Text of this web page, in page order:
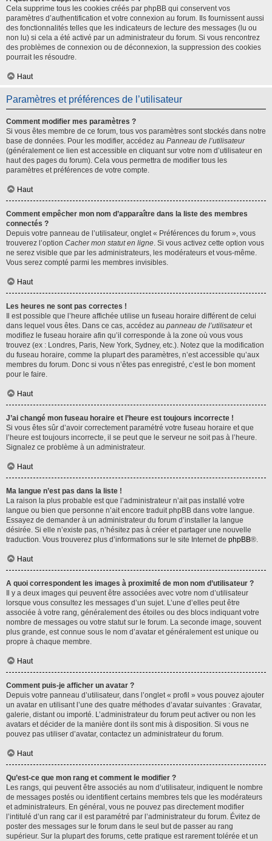
Cela supprime tous les cookies créés par phpBB qui conservent vos
paramètres d’authentification et votre connexion au forum. Ils fournissent aussi
des fonctionnalités telles que les indicateurs de lecture des messages (lu ou
non lu) si cela a été activé par un administrateur du forum. Si vous rencontrez
des problèmes de connexion ou de déconnexion, la suppression des cookies
pourrait les résoudre.
Haut
Paramètres et préférences de l’utilisateur
Comment modifier mes paramètres ?
Si vous êtes membre de ce forum, tous vos paramètres sont stockés dans notre
base de données. Pour les modifier, accédez au Panneau de l’utilisateur
(généralement ce lien est accessible en cliquant sur votre nom d’utilisateur en
haut des pages du forum). Cela vous permettra de modifier tous les
paramètres et préférences de votre compte.
Haut
Comment empêcher mon nom d’apparaître dans la liste des membres
connectés ?
Depuis votre panneau de l’utilisateur, onglet « Préférences du forum », vous
trouverez l’option Cacher mon statut en ligne. Si vous activez cette option vous
ne serez visible que par les administrateurs, les modérateurs et vous-même.
Vous serez compté parmi les membres invisibles.
Haut
Les heures ne sont pas correctes !
Il est possible que l’heure affichée utilise un fuseau horaire différent de celui
dans lequel vous êtes. Dans ce cas, accédez au panneau de l’utilisateuret
modifiez le fuseau horaire afin qu’il corresponde à la zone où vous vous
trouvez (ex : Londres, Paris, New York, Sydney, etc.). Notez que la modification
du fuseau horaire, comme la plupart des paramètres, n’est accessible qu’aux
membres du forum. Donc si vous n’êtes pas enregistré, c’est le bon moment
pour le faire.
Haut
J’ai changé mon fuseau horaire et l’heure est toujours incorrecte !
Si vous êtes sûr d’avoir correctement paramétré votre fuseau horaire et que
l’heure est toujours incorrecte, il se peut que le serveur ne soit pas à l’heure.
Signalez ce problème à un administrateur.
Haut
Ma langue n’est pas dans la liste !
La raison la plus probable est que l’administrateur n’ait pas installé votre
langue ou bien que personne n’ait encore traduit phpBB dans votre langue.
Essayez de demander à un administrateur du forum d’installer la langue
désirée. Si elle n’existe pas, n’hésitez pas à créer et partager une nouvelle
traduction. Vous trouverez plus d’informations sur le site Internet de phpBB®.
Haut
A quoi correspondent les images à proximité de mon nom d’utilisateur ?
Il y a deux images qui peuvent être associées avec votre nom d’utilisateur
lorsque vous consultez les messages d’un sujet. L’une d’elles peut être
associée à votre rang, généralement des étoiles ou des blocs indiquant votre
nombre de messages ou votre statut sur le forum. La seconde image, souvent
plus grande, est connue sous le nom d’avatar et généralement est unique ou
propre à chaque membre.
Haut
Comment puis-je afficher un avatar ?
Depuis votre panneau d’utilisateur, dans l’onglet « profil » vous pouvez ajouter
un avatar en utilisant l’une des quatre méthodes d’avatar suivantes : Gravatar,
galerie, distant ou importé. L’administrateur du forum peut activer ou non les
avatars et décider de la manière dont ils sont mis à disposition. Si vous ne
pouvez pas utiliser d’avatar, contactez un administrateur du forum.
Haut
Qu’est-ce que mon rang et comment le modifier ?
Les rangs, qui peuvent être associés au nom d’utilisateur, indiquent le nombre
de messages postés ou identifient certains membres tels que les modérateurs
et administrateurs. En général, vous ne pouvez pas directement modifier
l’intitulé d’un rang car il est paramétré par l’administrateur du forum. Évitez de
poster des messages sur le forum dans le seul but de passer au rang
supérieur. Sur la plupart des forums, cette pratique est rarement tolérée et un